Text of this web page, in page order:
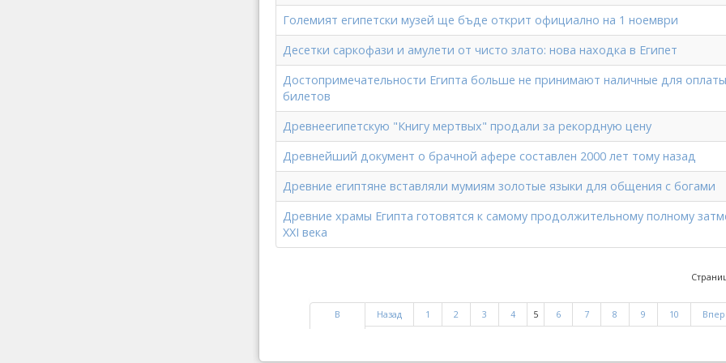
Големият египетски музей ще бъде открит официално на 1 ноември
Десетки саркофази и амулети от чисто злато: нова находка в Египет
Достопримечательности Египта больше не принимают наличные для оплаты
билетов
Древнеегипетскую "Книгу мертвых" продали за рекордную цену
Древнейший документ о брачной афере составлен 2000 лет тому назад
Древние египтяне вставляли мумиям золотые языки для общения с богами
Древние храмы Египта готовятся к самому продолжительному полному
XXI века
В
Назад 1 2 3 4 5 6 7 8 9 10